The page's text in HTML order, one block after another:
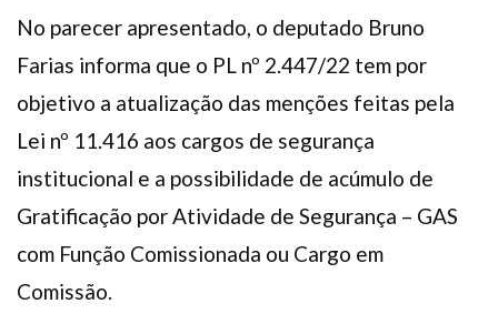
No parecer apresentado, o deputado Bruno
Farias informa que o PL nº 2.447/22 tem por
objetivo a atualização das menções feitas pela
Lei nº 11.416 aos cargos de segurança
institucional e a possibilidade de acúmulo de
Gratificação por Atividade de Segurança – GAS
com Função Comissionada ou Cargo em
Comissão.